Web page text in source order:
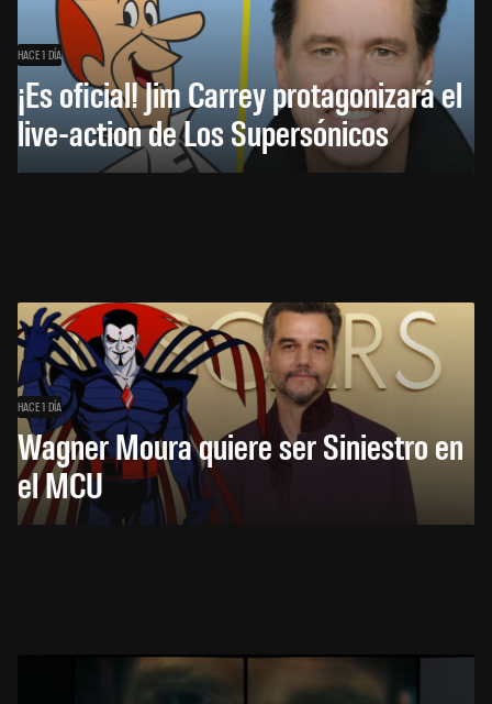
HACE 1 DÍA
¡Es oficial! Jim Carrey protagonizará el
live-action de Los Supersónicos
HACE 1 DÍA
Wagner Moura quiere ser Siniestro en
el MCU